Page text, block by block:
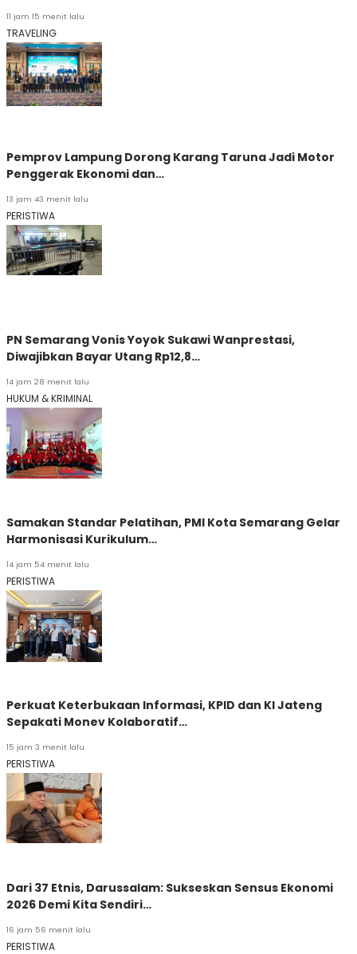
11 jam 15 menit lalu
TRAVELING
Pemprov Lampung Dorong Karang Taruna Jadi Motor
Penggerak Ekonomi dan…
13 jam 43 menit lalu
PERISTIWA
PN Semarang Vonis Yoyok Sukawi Wanprestasi,
Diwajibkan Bayar Utang Rp12,8…
14 jam 28 menit lalu
HUKUM & KRIMINAL
Samakan Standar Pelatihan, PMI Kota Semarang Gelar
Harmonisasi Kurikulum…
14 jam 54 menit lalu
PERISTIWA
Perkuat Keterbukaan Informasi, KPID dan KI Jateng
Sepakati Monev Kolaboratif…
15 jam 3 menit lalu
PERISTIWA
Dari 37 Etnis, Darussalam: Sukseskan Sensus Ekonomi
2026 Demi Kita Sendiri…
16 jam 56 menit lalu
PERISTIWA